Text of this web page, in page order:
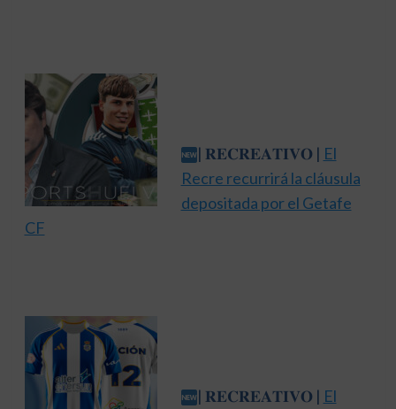
| 𝐑𝐄𝐂𝐑𝐄𝐀𝐓𝐈𝐕𝐎 | El
Recre recurrirá la cláusula
depositada por el Getafe
CF
| 𝐑𝐄𝐂𝐑𝐄𝐀𝐓𝐈𝐕𝐎 | El